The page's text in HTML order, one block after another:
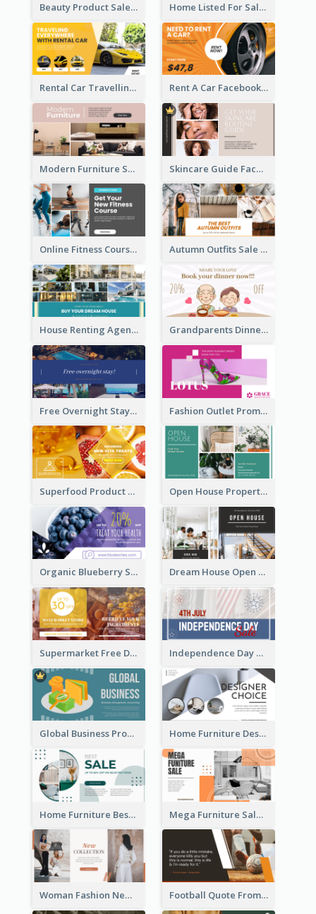
Beauty Product Sale Facebook Ad Home Listed For Sale Facebook Ad
Rental Car Travelling Facebook Ad Rent A Car Facebook Ad
Modern Furniture Shop Facebook Ad Skincare Guide Facebook Ad
Online Fitness Course Facebook Ad Autumn Outfits Sale Facebook Ad
House Renting Agency Facebook Ad Grandparents Dinner Discount Facebook Ad
Free Overnight Stay Hotel Promotion Facebook Ad Fashion Outlet Promote Facebook Ad
Superfood Product Discount Facebook Ad Open House Property Invitation Facebook Ad
Organic Blueberry Sales Facebook Ad Dream House Open House Facebook Ad
Supermarket Free Delivery Facebook Ad Independence Day Sale Facebook Ad
Global Business Promotional Facebook Ad (With Illustration) Home Furniture Design Store Facebook Ad
Home Furniture Best Sale Facebook Ad Mega Furniture Sale Facebook Ad
Woman Fashion New Collection Facebook Ad Football Quote From Football Legends Facebook Ad